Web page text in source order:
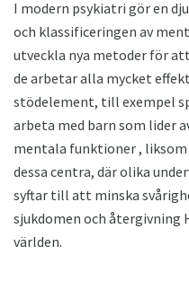
I modern psykiatri gör en
och klassificeringen av
utveckla nya metoder för
de arbetar alla mycket
stödelement, till exempel
arbeta med barn som lider
mentala funktioner , liksom
dessa centra, där olika
syftar till att minska
sjukdomen och återgivning
världen.